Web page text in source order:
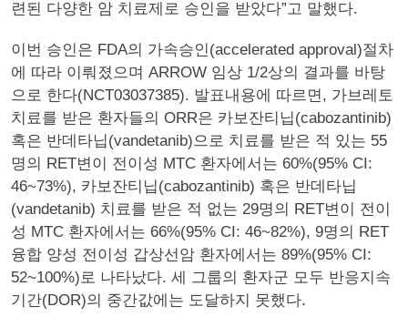
련된 다양한 암 치료제로 승인을 받았다”고 말했다.
이번 승인은 FDA의 가속승인(accelerated approval)절차
에 따라 이뤄졌으며 ARROW 임상 1/2상의 결과를 바탕
으로 한다(NCT03037385). 발표내용에 따르면, 가브레토
치료를 받은 환자들의 ORR은 카보잔티닙(cabozantinib)
혹은 반데타닙(vandetanib)으로 치료를 받은 적 있는 55
명의 RET변이 전이성 MTC 환자에서는 60%(95% CI:
46~73%), 카보잔티닙(cabozantinib) 혹은 반데타닙
(vandetanib) 치료를 받은 적 없는 29명의 RET변이 전이
성 MTC 환자에서는 66%(95% CI: 46~82%), 9명의 RET
융합 양성 전이성 갑상선암 환자에서는 89%(95% CI:
52~100%)로 나타났다. 세 그룹의 환자군 모두 반응지속
기간(DOR)의 중간값에는 도달하지 못했다.